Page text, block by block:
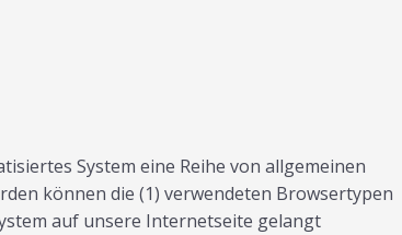
System eine Reihe von allgemeinen
können die (1) verwendeten Browsertypen
auf unsere Internetseite gelangt